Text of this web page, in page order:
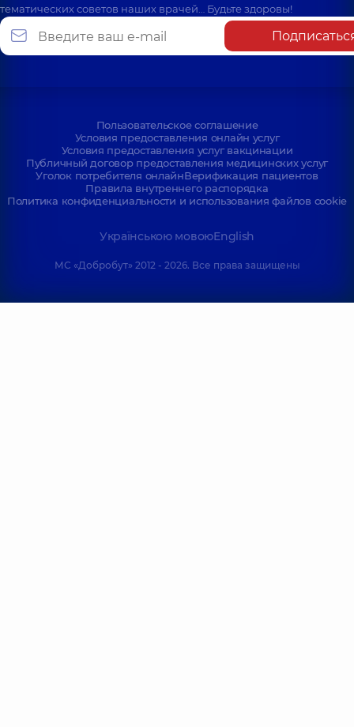
тематических советов наших врачей… Будьте здоровы!
Пользовательское соглашение
Условия предоставления онлайн услуг
Условия предоставления услуг вакцинации
Публичный договор предоставления медицинских услуг
Уголок потребителя онлайнВерификация пациентов
Правила внутреннего распорядка
Политика конфиденциальности и использования файлов cookie
Українською мовоюEnglish
МС «Добробут» 2012 - 2026. Все права защищены